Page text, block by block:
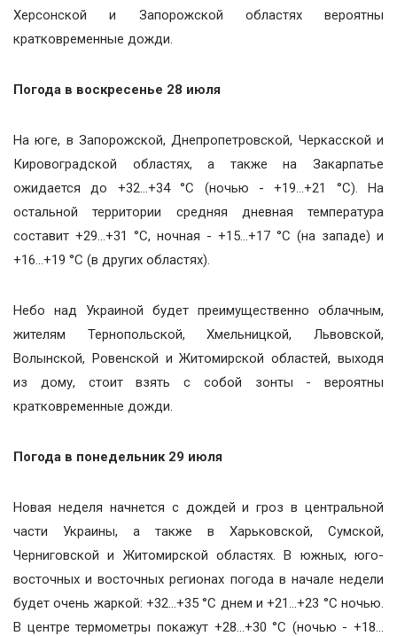
Херсонской и Запорожской областях вероятны
кратковременные дожди.
Погода в воскресенье 28 июля
На юге, в Запорожской, Днепропетровской, Черкасской и
Кировоградской областях, а также на Закарпатье
ожидается до +32…+34 °С (ночью - +19…+21 °С). На
остальной территории средняя дневная температура
составит +29…+31 °С, ночная - +15…+17 °С (на западе) и
+16…+19 °С (в других областях).
Небо над Украиной будет преимущественно облачным,
жителям Тернопольской, Хмельницкой, Львовской,
Волынской, Ровенской и Житомирской областей, выходя
из дому, стоит взять с собой зонты - вероятны
кратковременные дожди.
Погода в понедельник 29 июля
Новая неделя начнется с дождей и гроз в центральной
части Украины, а также в Харьковской, Сумской,
Черниговской и Житомирской областях. В южных, юго-
восточных и восточных регионах погода в начале недели
будет очень жаркой: +32…+35 °С днем и +21…+23 °С ночью.
В центре термометры покажут +28…+30 °С (ночью - +18…